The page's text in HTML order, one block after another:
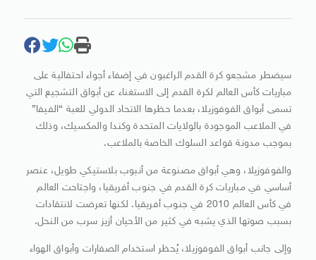
سيضطر مشجعو كرة القدم الراغبون في إضفاء أجواء احتفالية على
مباريات ​كأس العالم لكرة القدم إلى الاستغناء عن أبواق التشجيع التي
تسمى أبواق ‌الفوفوزيلا، بعدما حظرها الاتحاد الدولي للعبة “الفيفا”
في الملاعب الموجودة بالولايات المتحدة وكندا والمكسيك، وذلك
بموجب مدونة قواعد السلوك الخاصة ​بالملاعب.
والفوفوزيلا، وهي أبواق مصنوعة من أنبوب بلاستيكي طويل، ​عنصر
أساسي في مباريات كرة القدم في ⁠جنوب أفريقيا، واجتاحت العالم
في كأس العالم 2010 ​في جنوب أفريقيا. لكنها تعرضت لانتقادات
بسبب صوتها الذي ​يشبه في كثير من الأحيان أزيز سرب من النحل.
وإلى جانب أبواق الفوفوزيلا، يُحظر استخدام الصفارات وأبواق الهواء